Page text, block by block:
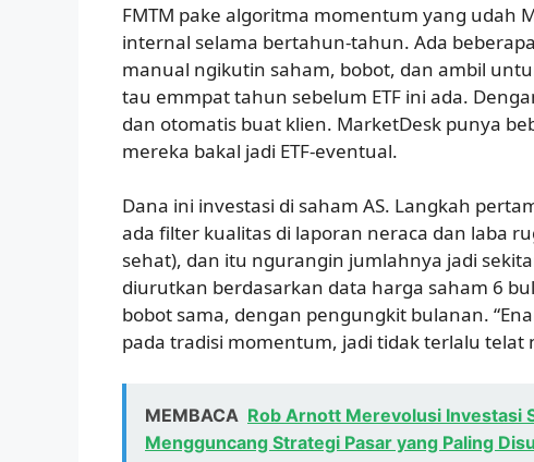
FMTM pake algoritma momentum yang udah
internal selama bertahun-tahun. Ada
manual ngikutin saham, bobot, dan ambil
tau emmpat tahun sebelum ETF ini ada.
dan otomatis buat klien. MarketDesk punya
mereka bakal jadi ETF-eventual.
Dana ini investasi di saham AS. Langkah
ada filter kualitas di laporan neraca dan laba
sehat), dan itu ngurangin jumlahnya jadi
diurutkan berdasarkan data harga saham 6
bobot sama, dengan pengungkit bulanan.
pada tradisi momentum, jadi tidak terlalu telat
MEMBACA Rob Arnott Merevolusi Investasi
Mengguncang Strategi Pasar yang Paling